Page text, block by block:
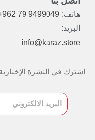
هاتف: 79 9499049
البريد:
info@karaz.store
اشترك في النشرة